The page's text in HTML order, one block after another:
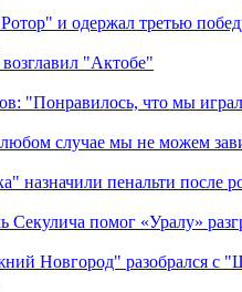
и одержал третью
"Актобе"
"Понравилось, что мы
случае мы не можем
назначили пенальти после
помог «Уралу»
Новгород" разобрался с